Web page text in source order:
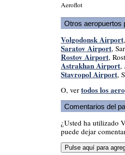
Aeroflot
Otros aeropuertos
Volgodonsk Airport
Saratov Airport,
Rostov Airport,
Astrakhan Airport,
Stavropol Airport,
O, ver todos los
Comentarios del
¿Usted ha utilizado
puede dejar